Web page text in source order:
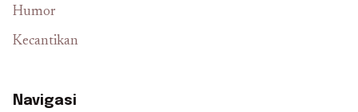
Humor
Kecantikan
Navigasi